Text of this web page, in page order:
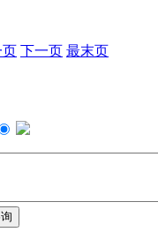
页 下一页 最末页